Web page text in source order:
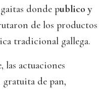
donde publico y
de los productos
tradicional gallega.
las actuaciones
gratuita de pan,